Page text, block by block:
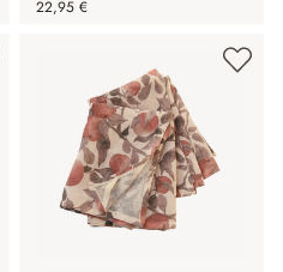
22,95 €